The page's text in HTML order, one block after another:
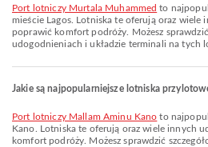
Port lotniczy Murtala Muhammed to
mieście Lagos. Lotniska te oferują oraz wiele
poprawić komfort podróży. Możesz
udogodnieniach i układzie terminali na tych
Jakie są najpopularniejsze lotniska
Port lotniczy Mallam Aminu Kano to
Kano. Lotniska te oferują oraz wiele innych
komfort podróży. Możesz sprawdzić